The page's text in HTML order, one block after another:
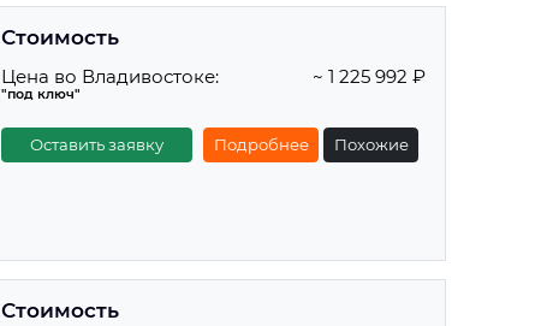
Стоимость
Цена во Владивостоке:
"под ключ"
~ 1 225 992 ₽
Оставить заявку Подробнее Похожие
Стоимость